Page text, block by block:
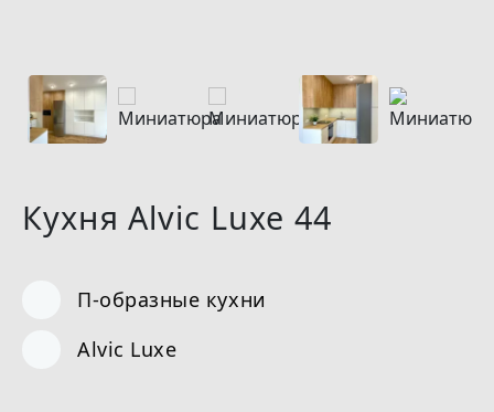
Назад
Вперёд
Кухня Alvic Luxe 44
П-образные кухни
Alvic Luxe